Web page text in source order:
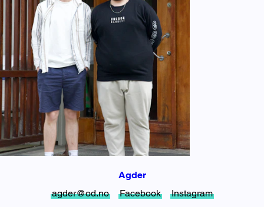
Agder
agder@od.no
Facebook Instagram